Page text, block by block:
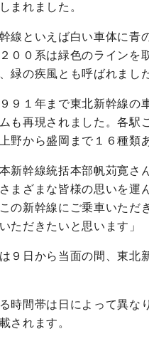
まれました。
線といえば白い車体に青
００系は緑色のラインを
緑の疾風とも呼ばれまし
９１年まで東北新幹線の
も再現されました。各駅
野から盛岡まで１６種類
新幹線統括本部帆苅寛さ
まざまな皆様の思いを運
の新幹線にご乗車いただ
ただきたいと思います」
９日から当面の間、東北
時間帯は日によって異な
されます。